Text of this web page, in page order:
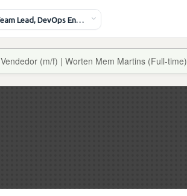
Team Lead, DevOps Engineer
Vendedor (m/f) | Worten Mem Martins (Full-time)